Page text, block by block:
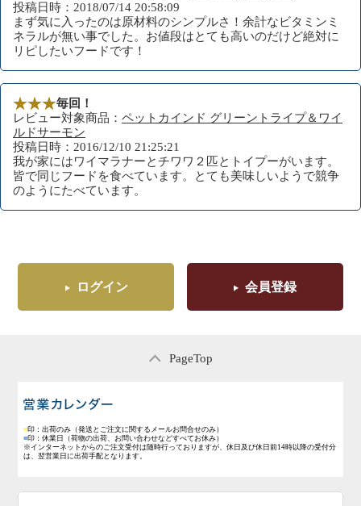
投稿日時：2018/07/14 20:58:09
まず気に入ったのは原材料のシンプルさ！余計なビタミンミ
ネラルが無い事でした。お値段はとても高いのだけど絶対に
リピしたいフードです！
毎回！
レビュー対象商品： ペットカインド グリーントライプ＆ワイ
ルドサーモン
投稿日時：2016/12/10 21:25:21
我が家にはワイマラナーとチワワ２匹とトイプーがいます。
皆で同じフードを食べています。とても美味しいようで競争
のようにたべています。
ログイン 会員登録
PageTop
■印：出荷のみ （発送とご注文に関するメールお問合せのみ）
■印：休業日
（荷物の出荷、お問い合わせなどすべてお休み）
※インターネットからのご注文受付は随時行っておりますが、休日及び休日前14時以降の受付分
は、翌営業日に出荷手配となります。